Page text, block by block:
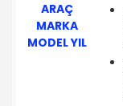
ARAÇ
MARKA
MODEL YIL